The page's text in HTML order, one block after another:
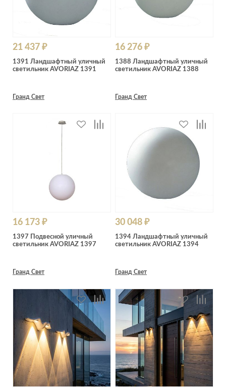
21 437 ₽
1391 Ландшафтный уличный
светильник AVORIAZ 1391
Гранд Свет
16 276 ₽
1388 Ландшафтный уличный
светильник AVORIAZ 1388
Гранд Свет
16 173 ₽
1397 Подвесной уличный
светильник AVORIAZ 1397
Гранд Свет
30 048 ₽
1394 Ландшафтный уличный
светильник AVORIAZ 1394
Гранд Свет